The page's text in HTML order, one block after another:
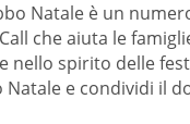
Natale è un
che aiuta le
nello spirito delle
Natale e condividi il